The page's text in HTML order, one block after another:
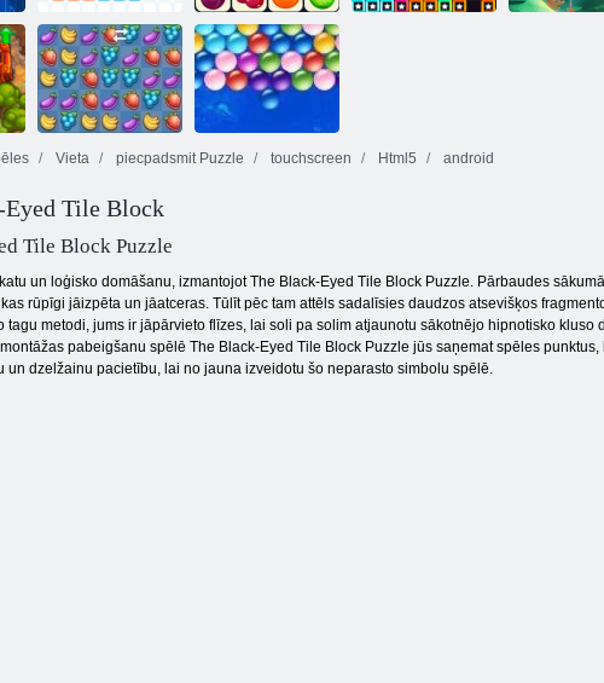
Vienpadsmit
Eleven
Onet Connect
Fruta Crush
Vieta piecpadsmit Puzzle touchscreen Html5 android
Tile Block
Tile Block Puzzle
un loģisko domāšanu, izmantojot The Black-Eyed Tile Block Puzzle. Pārbaudes
rūpīgi jāizpēta un jāatceras. Tūlīt pēc tam attēls sadalīsies daudzos atsevišķos
tagu metodi, jums ir jāpārvieto flīzes, lai soli pa solim atjaunotu sākotnējo hipnotisko kluso
pabeigšanu spēlē The Black-Eyed Tile Block Puzzle jūs saņemat spēles
un dzelžainu pacietību, lai no jauna izveidotu šo neparasto simbolu spēlē.